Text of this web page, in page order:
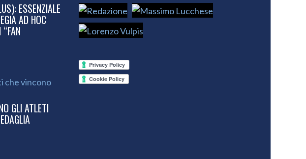
ESSENZIALE
AD HOC
GLI ATLETI